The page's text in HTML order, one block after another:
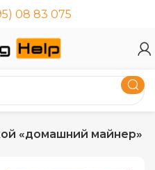
08 83 075
«домашний майнер»